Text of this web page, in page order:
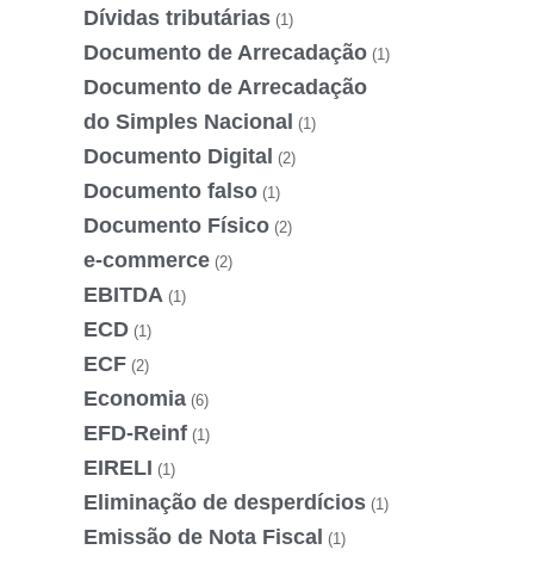
Dívidas tributárias (1)
Documento de Arrecadação (1)
Documento de Arrecadação
do Simples Nacional (1)
Documento Digital (2)
Documento falso (1)
Documento Físico (2)
e-commerce (2)
EBITDA (1)
ECD (1)
ECF (2)
Economia (6)
EFD-Reinf (1)
EIRELI (1)
Eliminação de desperdícios (1)
Emissão de Nota Fiscal (1)